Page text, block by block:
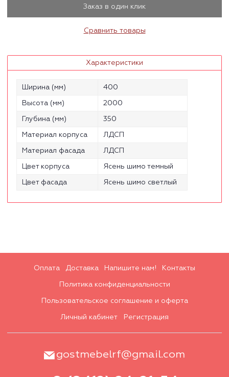
Заказ в один клик
Сравнить товары
Характеристики
Ширина (мм) 400
Высота (мм) 2000
Глубина (мм) 350
Материал корпуса ЛДСП
Материал фасада ЛДСП
Цвет корпуса Ясень шимо темный
Цвет фасада Ясень шимо светлый
Оплата Доставка Напишите нам! Контакты
Политика конфиденциальности
Пользовательское соглашение и оферта
Личный кабинет Регистрация
gostmebelrf@gmail.com